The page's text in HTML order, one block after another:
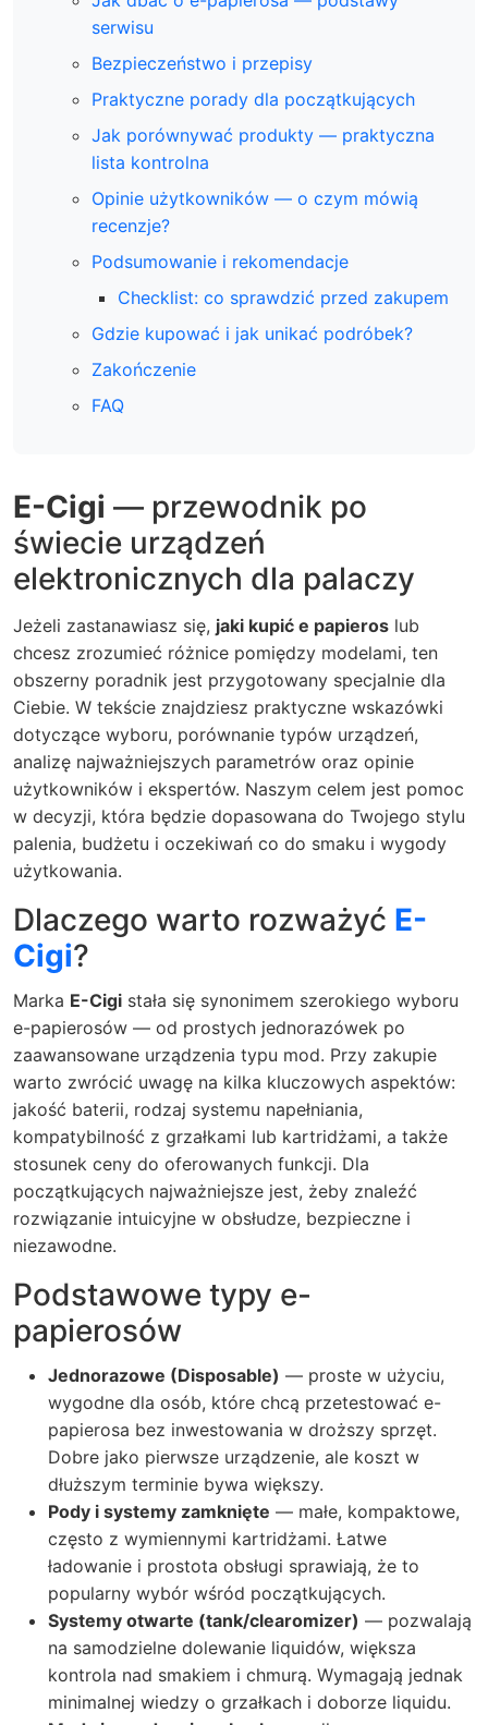
serwisu
Bezpieczeństwo i przepisy
Praktyczne porady dla początkujących
Jak porównywać produkty — praktyczna
lista kontrolna
Opinie użytkowników — o czym mówią
recenzje?
Podsumowanie i rekomendacje
Checklist: co sprawdzić przed zakupem
Gdzie kupować i jak unikać podróbek?
Zakończenie
FAQ
E-Cigi — przewodnik po
świecie urządzeń
elektronicznych dla palaczy
Jeżeli zastanawiasz się, jaki kupić e papieros lub
chcesz zrozumieć różnice pomiędzy modelami, ten
obszerny poradnik jest przygotowany specjalnie dla
Ciebie. W tekście znajdziesz praktyczne wskazówki
dotyczące wyboru, porównanie typów urządzeń,
analizę najważniejszych parametrów oraz opinie
użytkowników i ekspertów. Naszym celem jest pomoc
w decyzji, która będzie dopasowana do Twojego stylu
palenia, budżetu i oczekiwań co do smaku i wygody
użytkowania.
Dlaczego warto rozważyć E-
Cigi?
Marka E-Cigi stała się synonimem szerokiego wyboru
e-papierosów — od prostych jednorazówek po
zaawansowane urządzenia typu mod. Przy zakupie
warto zwrócić uwagę na kilka kluczowych aspektów:
jakość baterii, rodzaj systemu napełniania,
kompatybilność z grzałkami lub kartridżami, a także
stosunek ceny do oferowanych funkcji. Dla
początkujących najważniejsze jest, żeby znaleźć
rozwiązanie intuicyjne w obsłudze, bezpieczne i
niezawodne.
Podstawowe typy e-
papierosów
Jednorazowe (Disposable) — proste w użyciu,
wygodne dla osób, które chcą przetestować e-
papierosa bez inwestowania w droższy sprzęt.
Dobre jako pierwsze urządzenie, ale koszt w
dłuższym terminie bywa większy.
Pody i systemy zamknięte — małe, kompaktowe,
często z wymiennymi kartridżami. Łatwe
ładowanie i prostota obsługi sprawiają, że to
popularny wybór wśród początkujących.
Systemy otwarte (tank/clearomizer) — pozwalają
na samodzielne dolewanie liquidów, większa
kontrola nad smakiem i chmurą. Wymagają jednak
minimalnej wiedzy o grzałkach i doborze liquidu.